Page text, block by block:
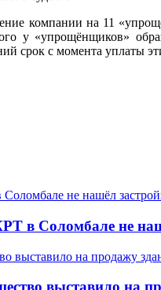
компании на 11
у «упрощёнщиков»
срок с момента уплаты
в Соломбале не